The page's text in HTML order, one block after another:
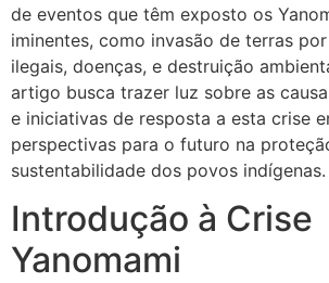
de eventos que têm exposto os
iminentes, como invasão de terras
ilegais, doenças, e destruição
artigo busca trazer luz sobre as
e iniciativas de resposta a esta crise
perspectivas para o futuro na
sustentabilidade dos povos indígenas.
Introdução à Crise
Yanomami